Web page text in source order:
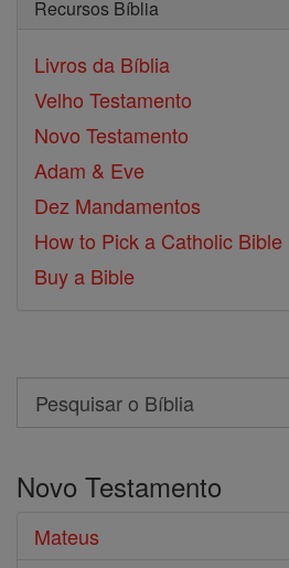
Recursos Bíblia
Livros da Bíblia
Velho Testamento
Novo Testamento
Adam & Eve
Dez Mandamentos
How to Pick a Catholic Bible
Buy a Bible
Search
Pesquisar
Bíblia
Novo Testamento
Mateus